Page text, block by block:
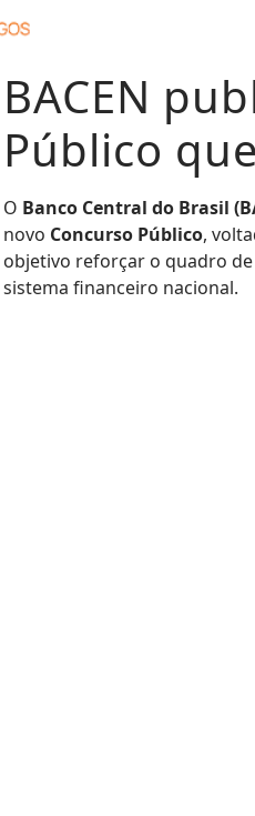
BACEN
Público
O Banco Central do Brasil
novo Concurso Público,
objetivo reforçar o quadro
sistema financeiro nacional.